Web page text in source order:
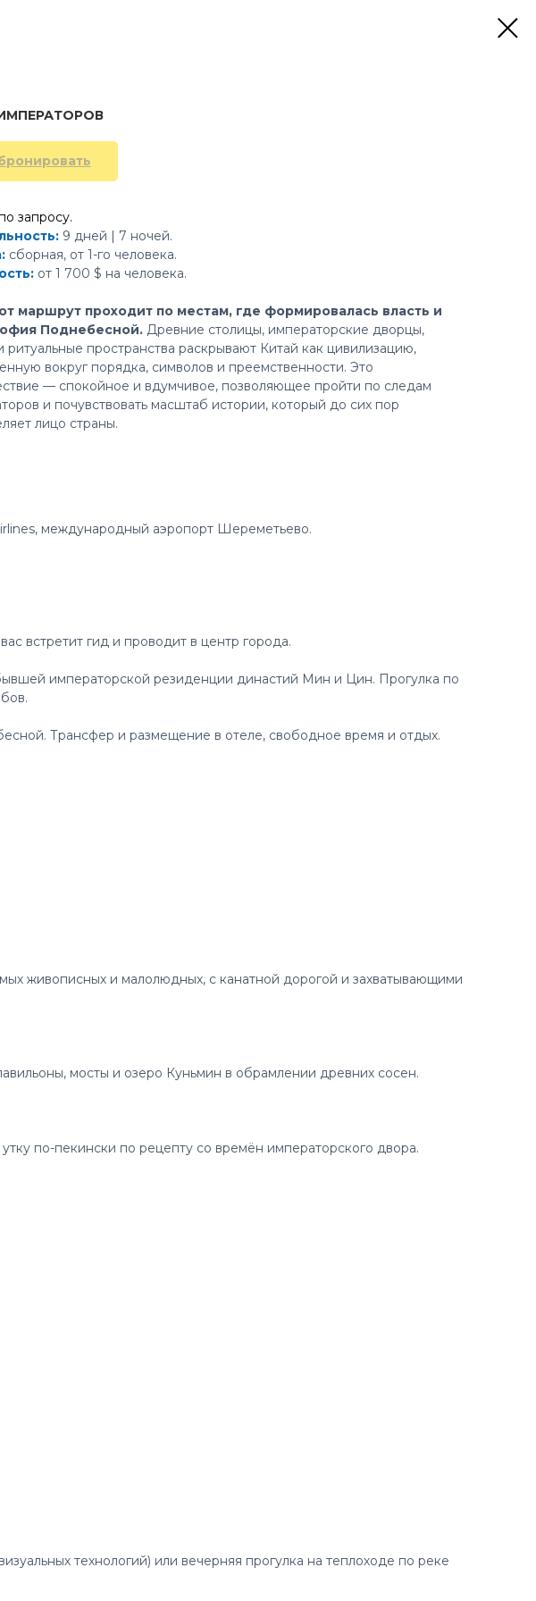
запросу.
9 дней | 7 ночей.
сборная, от 1-го человека.
от 1 700 $ на человека.
маршрут проходит по местам, где формировалась власть и
Поднебесной. Древние столицы, императорские дворцы,
ритуальные пространства раскрывают Китай как цивилизацию,
вокруг порядка, символов и преемственности. Это
— спокойное и вдумчивое, позволяющее пройти по следам
и почувствовать масштаб истории, который до сих пор
лицо страны.
международный аэропорт Шереметьево.
встретит гид и проводит в центр города.
императорской резиденции династий Мин и Цин. Прогулка по
Трансфер и размещение в отеле, свободное время и отдых.
живописных и малолюдных, с канатной дорогой и захватывающими
мосты и озеро Куньмин в обрамлении древних сосен.
утку по-пекински по рецепту со времён императорского двора.
технологий) или вечерняя прогулка на теплоходе по реке